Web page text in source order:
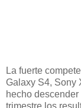
La fuerte
Galaxy S4, Sony
hecho
trimestre los